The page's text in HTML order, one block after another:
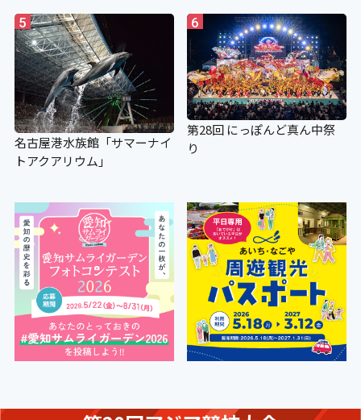
5
名古屋港水族館「サマーナイ
トアクアリウム」
6
第28回 にっぽんど真ん中祭
り